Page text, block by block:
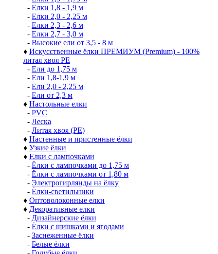
- Елки 1,8 - 1,9 м
- Елки 2,0 - 2,25 м
- Елки 2,3 - 2,6 м
- Елки 2,7 - 3,0 м
- Высокие ели от 3,5 - 8 м
♦ Искусственные ёлки ПРЕМИУМ (Premium) - 100%
литая хвоя РЕ
- Ели до 1,75 м
- Ели 1,8-1,9 м
- Ели 2,0 - 2,25 м
- Ели от 2,3 м
♦ Настольные елки
- PVC
- Леска
- Литая хвоя (РЕ)
♦ Настенные и пристенные ёлки
♦ Узкие ёлки
♦ Елки с лампочками
- Ёлки с лампочками до 1,75 м
- Ёлки с лампочками от 1,80 м
- Электрогирлянды на ёлку
- Ёлки-светильники
♦ Оптоволоконные елки
♦ Декоративные елки
- Дизайнерские ёлки
- Ёлки с шишками и ягодами
- Заснеженные ёлки
- Белые ёлки